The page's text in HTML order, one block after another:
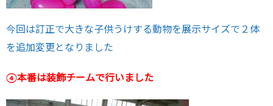
今回は訂正で大きな子供うけする動物を展示サイズで２体
を追加変更となりました
④本番は装飾チームで行いました